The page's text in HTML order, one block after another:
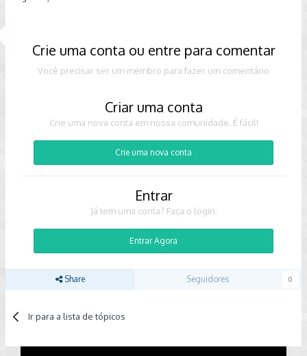
Crie uma conta ou entre para comentar
Você precisar ser um membro para fazer um comentário
Criar uma conta
Crie uma nova conta em nossa comunidade. É fácil!
Crie uma nova conta
Entrar
Já tem uma conta? Faça o login.
Entrar Agora
Share Seguidores 0
Ir para a lista de tópicos